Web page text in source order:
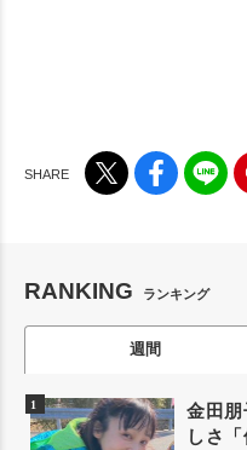
RANKING ランキング
週間
金田
しさ